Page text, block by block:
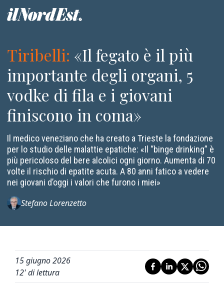
Tiribelli: «Il fegato è il più
importante degli organi, 5
vodke di fila e i giovani
finiscono in coma»
Il medico veneziano che ha creato a Trieste la fondazione
per lo studio delle malattie epatiche: «Il “binge drinking” è
più pericoloso del bere alcolici ogni giorno. Aumenta di 70
volte il rischio di epatite acuta. A 80 anni fatico a vedere
nei giovani d’oggi i valori che furono i miei»
Stefano Lorenzetto
15 giugno 2026
12' di lettura